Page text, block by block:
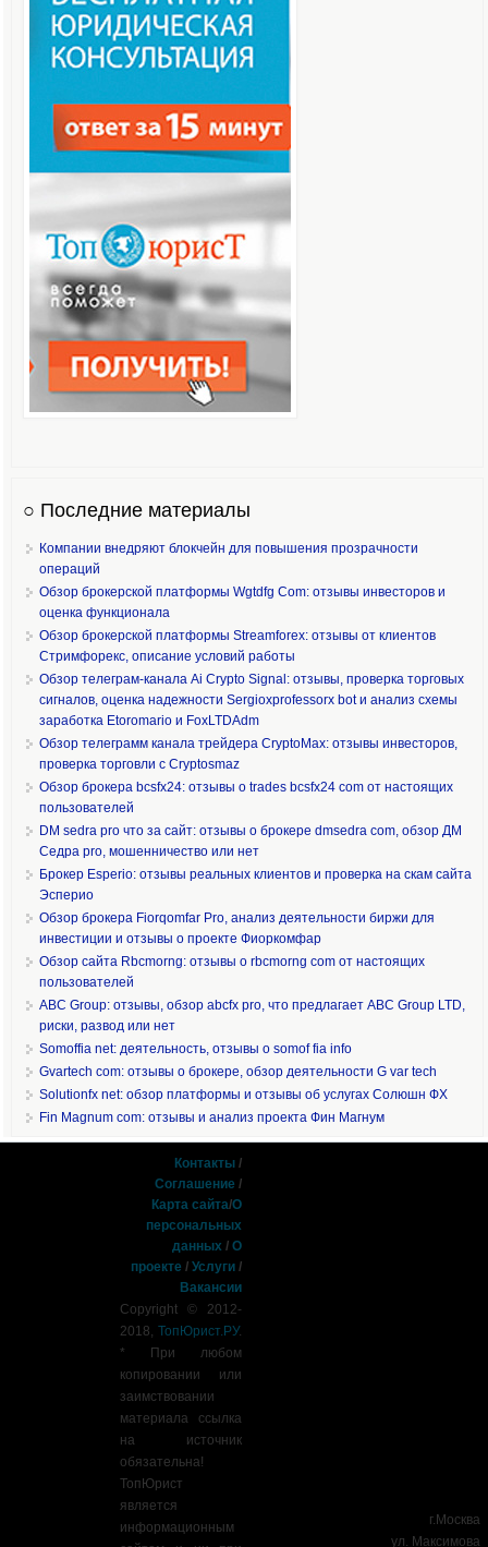
○ Последние материалы
Компании внедряют блокчейн для повышения прозрачности
операций
Обзор брокерской платформы Wgtdfg Com: отзывы инвесторов и
оценка функционала
Обзор брокерской платформы Streamforex: отзывы от клиентов
Стримфорекс, описание условий работы
Обзор телеграм-канала Ai Crypto Signal: отзывы, проверка торговых
сигналов, оценка надежности Sergioxprofessorx bot и анализ схемы
заработка Etoromario и FoxLTDAdm
Обзор телеграмм канала трейдера CryptoMax: отзывы инвесторов,
проверка торговли с Cryptosmaz
Обзор брокера bcsfx24: отзывы о trades bcsfx24 com от настоящих
пользователей
DM sedra pro что за сайт: отзывы о брокере dmsedra com, обзор ДМ
Седра pro, мошенничество или нет
Брокер Esperio: отзывы реальных клиентов и проверка на скам сайта
Эсперио
Обзор брокера Fiorqomfar Pro, анализ деятельности биржи для
инвестиции и отзывы о проекте Фиоркомфар
Обзор сайта Rbcmorng: отзывы о rbcmorng com от настоящих
пользователей
ABC Group: отзывы, обзор abcfx pro, что предлагает ABC Group LTD,
риски, развод или нет
Somoffia net: деятельность, отзывы о somof fia info
Gvartech com: отзывы о брокере, обзор деятельности G var tech
Solutionfx net: обзор платформы и отзывы об услугах Солюшн ФХ
Fin Magnum com: отзывы и анализ проекта Фин Магнум
Контакты /
Соглашение /
Карта сайта/О
персональных
данных /О
проекте /Услуги /
Вакансии
Copyright © 2012-
2018,ТопЮрист.РУ.
* При любом
копировании или
заимствовании
материала ссылка
на источник
обязательна!
ТопЮрист
является
информационным
г.Москва
ул. Максимова